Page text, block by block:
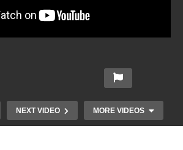
NEXT VIDEO MORE VIDEOS